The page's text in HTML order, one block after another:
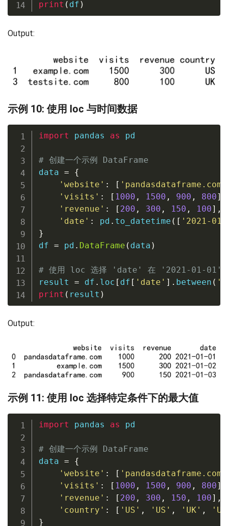
print ( df )
Output:
示例 10: 使用 loc 与时间数据
import pandas as pd
# 创建一个示例 DataFrame
data =
{
'website' : [ 'pandasdataframe.com'
'visits' : [ 1000 , 1500 , 900 , 800]
'revenue' : [ 200 , 300 , 150 , 100] ,
'date' : pd . to_datetime ( [ '2021-
}
df = pd . DataFrame ( data )
# 使用 loc 选择 'date' 在 '2021-01-01'
result = df . loc [ df [ 'date' ] . between (
print ( result )
Output:
示例 11: 使用 loc 选择特定条件下的最大值
import pandas as pd
# 创建一个示例 DataFrame
data =
{
'website' : [ 'pandasdataframe.com'
'visits' : [ 1000 , 1500 , 900 , 800]
'revenue' : [ 200 , 300 , 150 , 100] ,
'country' : [ 'US' , 'US' , 'UK' ,
}